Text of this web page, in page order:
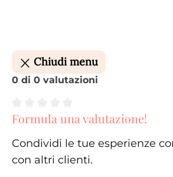
Chiudi menu
0 di 0 valutazioni
Valutazione media di 0 su 5
Formula una valutazione!
Condividi le tue esperienze
con altri clienti.